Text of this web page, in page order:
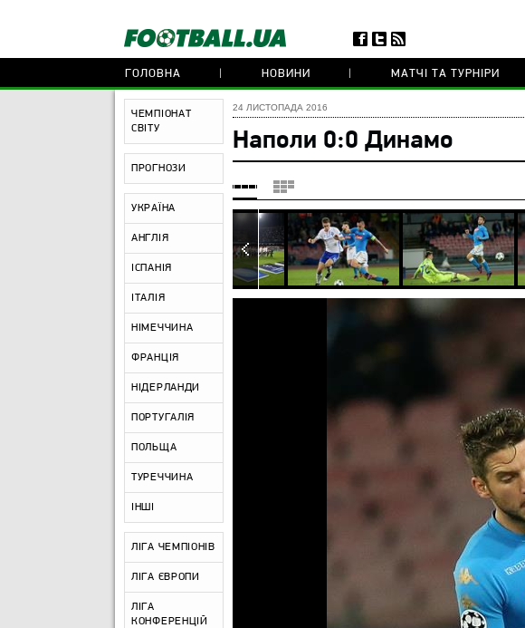
ГОЛОВНА НОВИНИ МАТЧІ ТА ТУРНІРИ
ЧЕМПІОНАТ
СВІТУ
ПРОГНОЗИ
УКРАЇНА
АНГЛІЯ
ІСПАНІЯ
ІТАЛІЯ
НІМЕЧЧИНА
ФРАНЦІЯ
НІДЕРЛАНДИ
ПОРТУГАЛІЯ
ПОЛЬЩА
ТУРЕЧЧИНА
ІНШІ
ЛІГА ЧЕМПІОНІВ
ЛІГА ЄВРОПИ
ЛІГА
КОНФЕРЕНЦІЙ
24 ЛИСТОПАДА 2016
Наполи 0:0 Динамо